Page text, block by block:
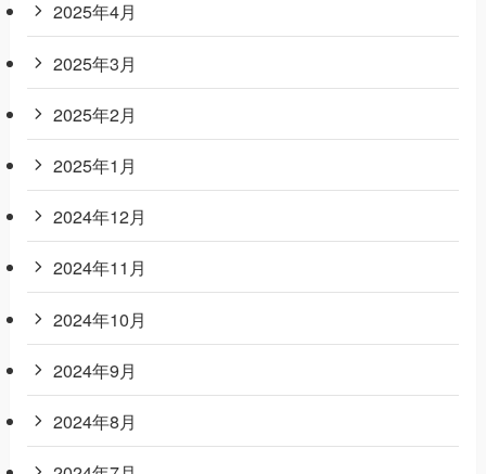
2025年4月
2025年3月
2025年2月
2025年1月
2024年12月
2024年11月
2024年10月
2024年9月
2024年8月